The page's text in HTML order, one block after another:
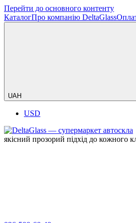
Перейти до основного контенту
КаталогПро компанію DeltaGlass
UAH
USD
якісний прозорий підхід до кожного